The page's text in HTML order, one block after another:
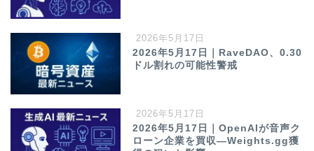
2026年5月17日
2026年5月17日｜RaveDAO、0.30
ドル割れの可能性警戒
2026年5月17日
2026年5月17日｜OpenAIが音声ク
ローン企業を買収—Weights.gg獲